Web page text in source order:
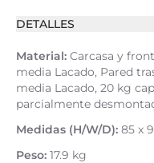
DETALLES
Material: Carcasa y
media Lacado, Pared
media Lacado, 20 kg
parcialmente
Medidas (H/W/D): 85 x
Peso: 17.9 kg